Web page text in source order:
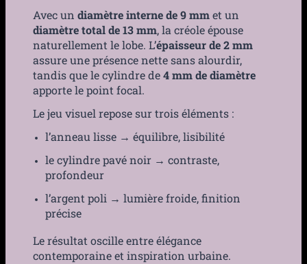
Avec un diamètre interne de 9 mmet un
diamètre total de 13 mm, la créole épouse
naturellement le lobe. L’épaisseur de 2 mm
assure une présence nette sans alourdir,
tandis que le cylindre de4 mm de diamètre
apporte le point focal.
Le jeu visuel repose sur trois éléments :
l’anneau lisse → équilibre, lisibilité
le cylindre pavé noir → contraste,
profondeur
l’argent poli → lumière froide, finition
précise
Le résultat oscille entre élégance
contemporaine et inspiration urbaine.